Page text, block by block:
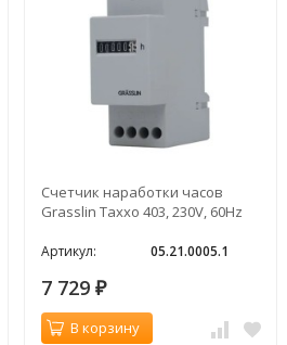
Счетчик наработки часов
Grasslin Taxxo 403, 230V, 60Hz
Артикул: 05.21.0005.1
7 729 ₽
В корзину